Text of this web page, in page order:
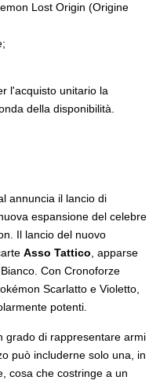
Lost Origin (Origine
l'acquisto unitario la
della disponibilità.
annuncia il lancio di
espansione del celebre
Il lancio del nuovo
Asso Tattico, apparse
Con Cronoforze
Scarlatto e Violetto,
potenti.
grado di rappresentare armi
può includerne solo una, in
cosa che costringe a un